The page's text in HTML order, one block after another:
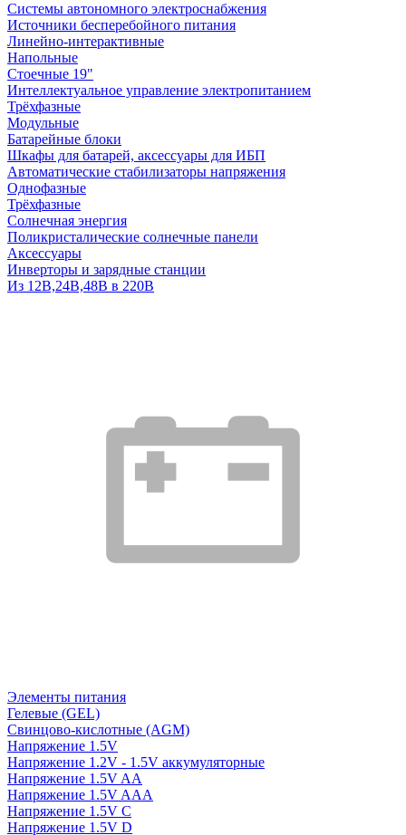
Системы автономного электроснабжения
Источники бесперебойного питания
Линейно-интерактивные
Напольные
Стоечные 19"
Интеллектуальное управление электропитанием
Трёхфазные
Модульные
Батарейные блоки
Шкафы для батарей, аксессуары для ИБП
Автоматические стабилизаторы напряжения
Однофазные
Трёхфазные
Солнечная энергия
Поликристалические солнечные панели
Аксессуары
Инверторы и зарядные станции
Из 12В,24В,48В в 220В
Элементы питания
Гелевые (GEL)
Свинцово-кислотные (AGM)
Напряжение 1.5V
Напряжение 1.2V - 1.5V аккумуляторные
Напряжение 1.5V AA
Напряжение 1.5V AAA
Напряжение 1.5V C
Напряжение 1.5V D